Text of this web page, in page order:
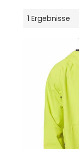
1 Ergebnisse